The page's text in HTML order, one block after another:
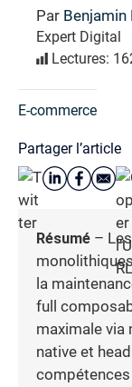
Par Benjamin
Expert Digital
Lectures:
E-commerce
Partager l’article
Résumé –
la
full
maximale via
native et
compétences